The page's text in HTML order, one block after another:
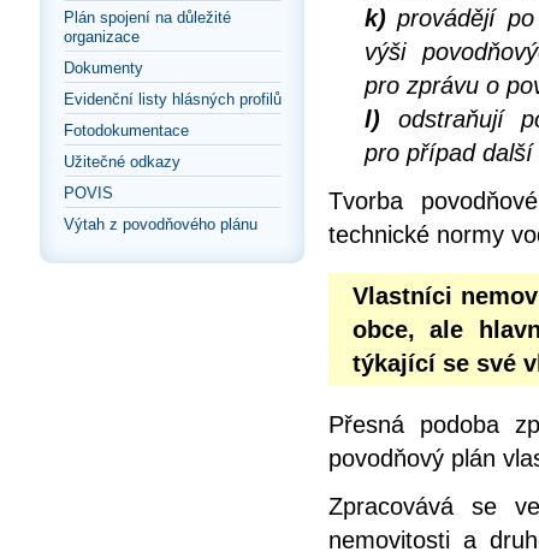
Plán spojení na důležité
organizace
Dokumenty
Evidenční listy hlásných profilů
Fotodokumentace
Užitečné odkazy
POVIS
Výtah z povodňového plánu
k) provádějí
výši
pro zprávu o
l) odstraňují
pro případ další
Tvorba
technické normy
Vlastníci
obce, ale
týkající se své
Přesná podoba
povodňový plán
Zpracovává se
nemovitosti a